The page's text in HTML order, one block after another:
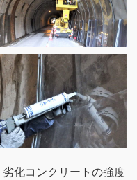
化コンクリートの強度